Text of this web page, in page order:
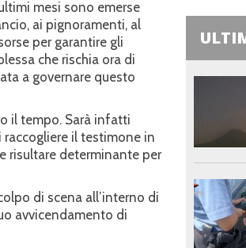
mesi sono emerse
ai pignoramenti, al
per garantire gli
che rischia ora di
a governare questo
il tempo. Sarà infatti
il testimone in
risultare determinante per
di scena all’interno di
avvicendamento di